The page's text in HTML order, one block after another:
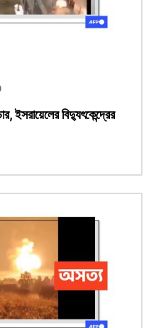
ইসরায়েলের বিদ্যুৎকেন্দ্রের